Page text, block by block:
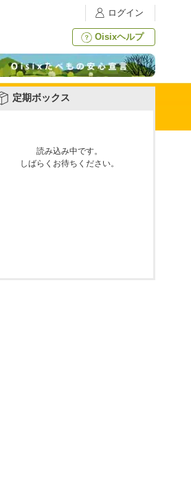
ログイン
Oisixヘルプ
定期ボックス
読み込み中です。
しばらくお待ちください。